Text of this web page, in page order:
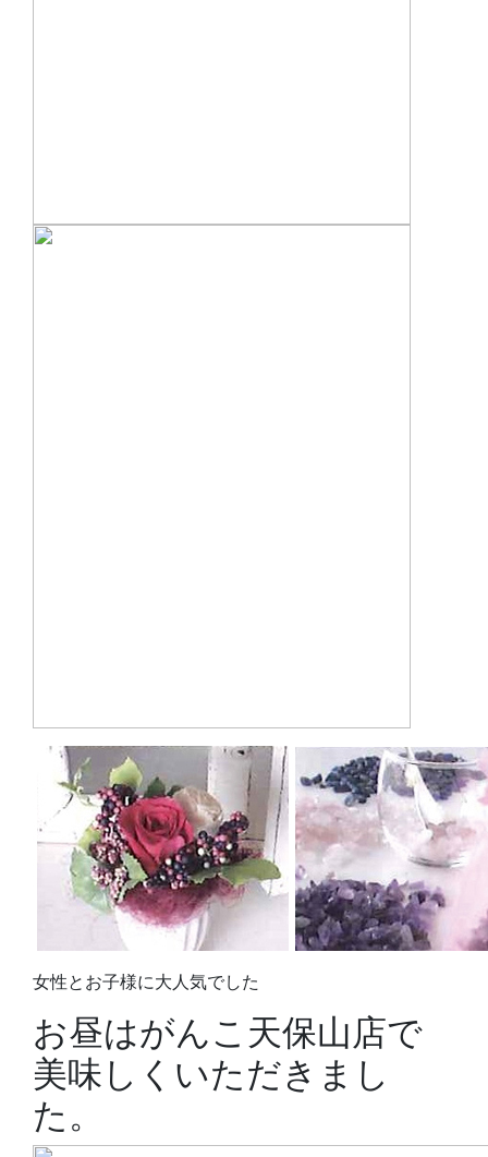
女性とお子様に大人気でした
お昼はがんこ天保山店で
美味しくいただきまし
た。